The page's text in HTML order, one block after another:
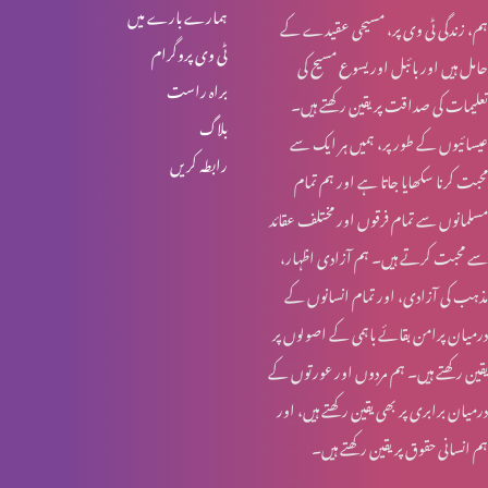
خواجہ سرا کا مقام کلام مقدس میں (حصہ 1)
قربانی کا گوشت اور خواتین کی زمداری
کرسمس اسپیشل: یسوع مسیح کا نسب نامہ اور خواتین
روزہ اور عورت کے شرعی مسایل (حصہ 4)
روزہ اور عورت کے شرعی مسایل (حصہ 3)
ہمارے بارے میں
ٹی وی پروگرام
براہ راست
بلاگ
رابطہ کریں
ہم، زندگی ٹی وی پر، مسیحی عقیدے کے
حامل ہیں اور بائبل اور یسوع مسیح کی
تعلیمات کی صداقت پر یقین رکھتے ہیں۔
عیسائیوں کے طور پر، ہمیں ہر ایک سے
محبت کرنا سکھایا جاتا ہے اور ہم تمام
مسلمانوں سے تمام فرقوں اور مختلف عقائد
سے محبت کرتے ہیں۔ ہم آزادی اظہار،
مذہب کی آزادی، اور تمام انسانوں کے
درمیان پرامن بقائے باہمی کے اصولوں پر
یقین رکھتے ہیں۔ ہم مردوں اور عورتوں کے
درمیان برابری پر بھی یقین رکھتے ہیں، اور
ہم انسانی حقوق پر یقین رکھتے ہیں۔